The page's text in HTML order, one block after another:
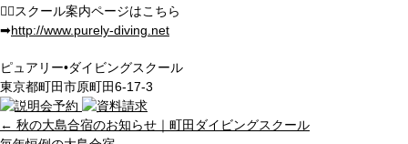
💁‍♂️スクール案内ページはこちら
➡︎http://www.purely-diving.net
ピュアリー•ダイビングスクール
東京都町田市原町田6-17-3
← 秋の大島合宿のお知らせ｜町田ダイビングスクール